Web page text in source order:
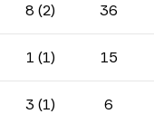
8 (2) 36
1 (1) 15
3 (1) 6